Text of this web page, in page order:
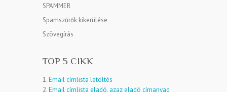
SPAMMER
Spamszűrők kikerülése
Szövegírás
TOP 5 CIKK
1.Email címlista letöltés
2.Email címlista eladó, azaz eladó címanyag